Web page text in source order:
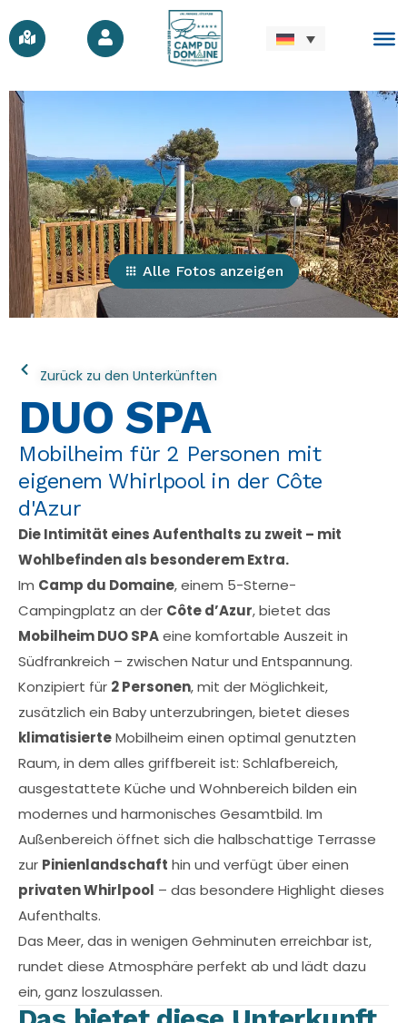
Alle Fotos anzeigen
Zurück zu den Unterkünften
DUO SPA
Mobilheim für 2 Personen mit
eigenem Whirlpool in der Côte
d'Azur
Die Intimität eines Aufenthalts zu zweit – mit
Wohlbefinden als besonderem Extra.
Im Camp du Domaine, einem 5-Sterne-
Campingplatz an der Côte d’Azur, bietet das
Mobilheim DUO SPAeine komfortable Auszeit in
Südfrankreich – zwischen Natur und Entspannung.
Konzipiert für 2 Personen, mit der Möglichkeit,
zusätzlich ein Baby unterzubringen, bietet dieses
klimatisierteMobilheim einen optimal genutzten
Raum, in dem alles griffbereit ist: Schlafbereich,
ausgestattete Küche und Wohnbereich bilden ein
modernes und harmonisches Gesamtbild. Im
Außenbereich öffnet sich die halbschattige Terrasse
zur Pinienlandschaft hin und verfügt über einen
privaten Whirlpool – das besondere Highlight dieses
Aufenthalts.
Das Meer, das in wenigen Gehminuten erreichbar ist,
rundet diese Atmosphäre perfekt ab und lädt dazu
ein, ganz loszulassen.